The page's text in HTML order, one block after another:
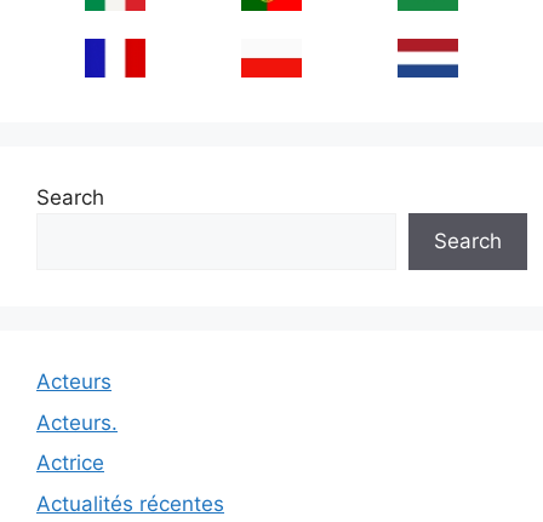
Search
Search
Acteurs
Acteurs.
Actrice
Actualités récentes